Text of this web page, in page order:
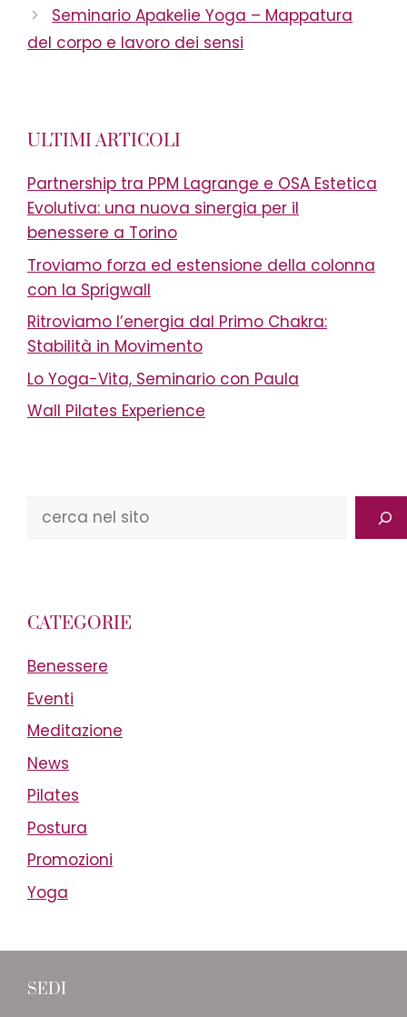
Seminario Apakelie Yoga – Mappatura
del corpo e lavoro dei sensi
ULTIMI ARTICOLI
Partnership tra PPM Lagrange e OSA Estetica
Evolutiva: una nuova sinergia per il
benessere a Torino
Troviamo forza ed estensione della colonna
con la Sprigwall
Ritroviamo l’energia dal Primo Chakra:
Stabilità in Movimento
Lo Yoga-Vita, Seminario con Paula
Wall Pilates Experience
CATEGORIE
Benessere
Eventi
Meditazione
News
Pilates
Postura
Promozioni
Yoga
SEDI